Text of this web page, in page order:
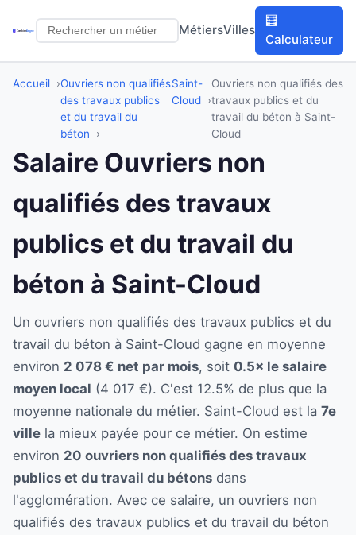
MétiersVilles
🧮
Calculateur
Accueil
Ouvriers non qualifiés
des travaux publics
et du travail du
béton
Saint-
Cloud
Ouvriers non qualifiés des
travaux publics et du
travail du béton à Saint-
Cloud
Salaire Ouvriers non
qualifiés des travaux
publics et du travail du
béton à Saint-Cloud
Un ouvriers non qualifiés des travaux publics et du
travail du béton à Saint-Cloud gagne en moyenne
environ 2 078 € net par mois, soit 0.5× le salaire
moyen local (4 017 €). C'est 12.5% de plus que la
moyenne nationale du métier. Saint-Cloud est la 7e
ville la mieux payée pour ce métier. On estime
environ 20 ouvriers non qualifiés des travaux
publics et du travail du bétons dans
l'agglomération. Avec ce salaire, un ouvriers non
qualifiés des travaux publics et du travail du béton